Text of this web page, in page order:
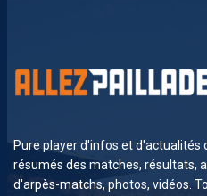
Pure player d'infos et d'actualités
résumés des matches, résultats,
d'arpès-matchs, photos, vidéos.